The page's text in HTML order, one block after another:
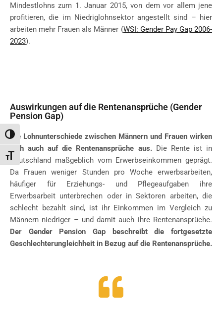
Toggle High Contrast
Toggle Font size
Mindestlohns zum 1. Januar 2015, von dem vor allem jene
profitieren, die im Niedriglohnsektor angestellt sind – hier
arbeiten mehr Frauen als Männer (WSI: Gender Pay Gap 2006-
2023).
Auswirkungen auf die Rentenansprüche (Gender
Pension Gap)
Die Lohnunterschiede zwischen Männern und Frauen wirken
sich auch auf die Rentenansprüche aus. Die Rente ist in
Deutschland maßgeblich vom Erwerbseinkommen geprägt.
Da Frauen weniger Stunden pro Woche erwerbsarbeiten,
häufiger für Erziehungs- und Pflegeaufgaben ihre
Erwerbsarbeit unterbrechen oder in Sektoren arbeiten, die
schlecht bezahlt sind, ist ihr Einkommen im Vergleich zu
Männern niedriger – und damit auch ihre Rentenansprüche.
Der Gender Pension Gap beschreibt die fortgesetzte
Geschlechterungleichheit in Bezug auf die Rentenansprüche.